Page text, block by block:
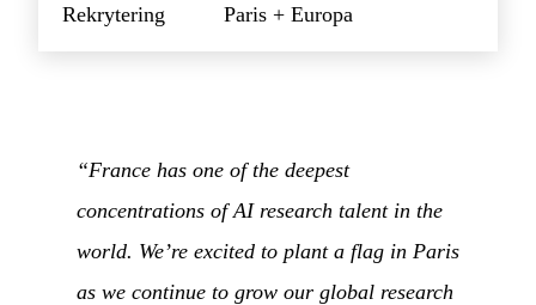
Rekrytering Paris + Europa
“France has one of the deepest
concentrations of AI research talent in the
world. We’re excited to plant a flag in Paris
as we continue to grow our global research